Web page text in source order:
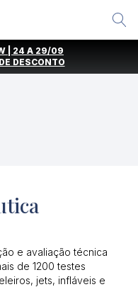
| 24 A 29/09
DESCONTO
e avaliação técnica
de 1200 testes
jets, infláveis e